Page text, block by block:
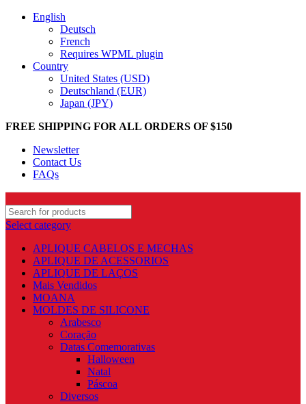
English
Deutsch
French
Requires WPML plugin
Country
United States (USD)
Deutschland (EUR)
Japan (JPY)
FREE SHIPPING FOR ALL ORDERS OF $150
Newsletter
Contact Us
FAQs
Select category
APLIQUE CABELOS E MECHAS
APLIQUE DE ACESSORIOS
APLIQUE DE LAÇOS
Mais Vendidos
MOANA
MOLDES DE SILICONE
Arabesco
Coração
Datas Comemorativas
Halloween
Natal
Páscoa
Diversos